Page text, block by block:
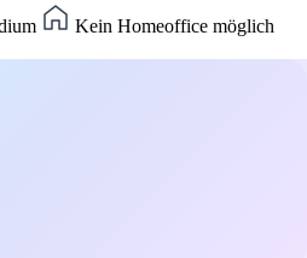
Kein Homeoffice möglich